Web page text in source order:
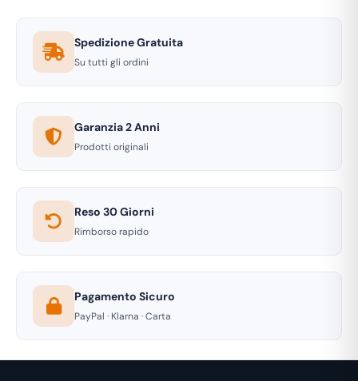
Spedizione Gratuita
Su tutti gli ordini
Garanzia 2 Anni
Prodotti originali
Reso 30 Giorni
Rimborso rapido
Pagamento Sicuro
PayPal · Klarna · Carta